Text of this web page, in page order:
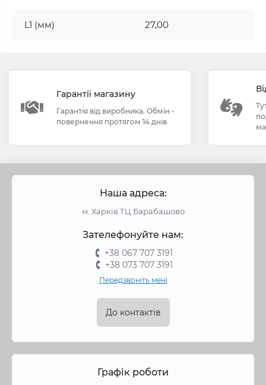
L1 (мм) 27,00
Гарантії магазину
Гарантія від виробника. Обмін -
повернення протягом 14 днів
Наша адреса:
м. Харків ТЦ Барабашово
Зателефонуйте нам:
+38 067 707 3191
+38 073 707 3191
Передзвоніть мені
До контактів
Графік роботи